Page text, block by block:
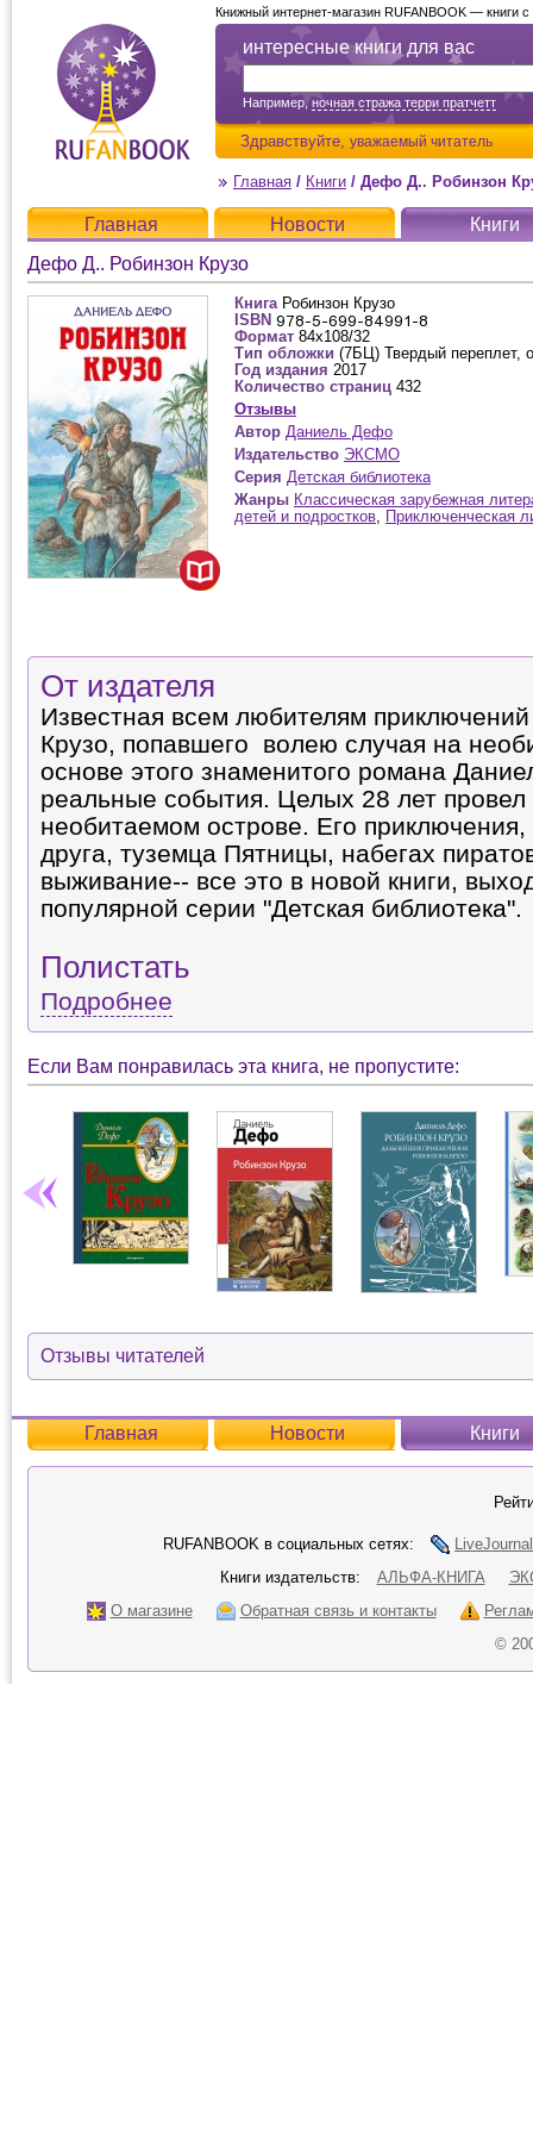
интересные книги для вас
Например,ночная стража терри пратчетт
Здравствуйте, уважаемый читатель
Книжный интернет-магазин RUFANBOOK — книги
Главная / Книги / Дефо Д.. Робинзон
Главная Новости
Книги
Дефо Д.. Робинзон Крузо
Книга Робинзон Крузо
ISBN
Формат 84x108/32
Тип обложки (7БЦ) Твердый переплет,
Год издания 2017
Количество страниц 432
Отзывы
Автор Даниель Дефо
Издательство ЭКСМО
Серия Детская библиотека
Жанры Классическая зарубежная
детей и подростков, Приключенческая
От издателя
Известная всем любителям
Крузо, попавшего волею случая на
основе этого знаменитого романа
реальные события. Целых 28 лет
необитаемом острове. Его
друга, туземца Пятницы, набегах
выживание-- все это в новой книги,
популярной серии "Детская библиотека".
Полистать
Подробнее
Если Вам понравилась эта книга, не пропустите:
Отзывы читателей
Главная Новости Книги
RUFANBOOK в социальных сетях:
LiveJournal
Книги издательств:
АЛЬФА-КНИГА
О магазине
Обратная связь и контакты
©